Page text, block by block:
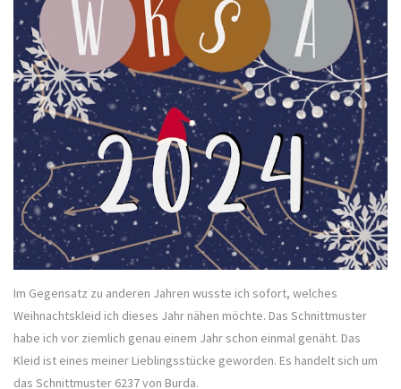
Im Gegensatz zu anderen Jahren wusste ich sofort, welches
Weihnachtskleid ich dieses Jahr nähen möchte. Das Schnittmuster
habe ich vor ziemlich genau einem Jahr schon einmal genäht. Das
Kleid ist eines meiner Lieblingsstücke geworden. Es handelt sich um
das Schnittmuster 6237 von Burda.